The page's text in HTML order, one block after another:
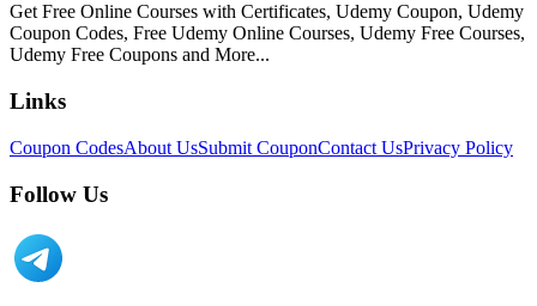
Get Free Online Courses with Certificates, Udemy Coupon, Udemy
Coupon Codes, Free Udemy Online Courses, Udemy Free Courses,
Udemy Free Coupons and More...
Links
Coupon CodesAbout UsSubmit CouponContact UsPrivacy Policy
Follow Us